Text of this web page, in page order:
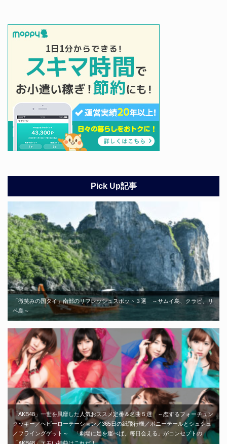
Pick Up記事
「微笑みの国タイ」南部のリフレッシュスポット３選 ～サムイ島、クラビ、リ
ペ島～
「AKB48」一世を風靡した人気おススメ定番＆名曲５選 ～恋するフォーチュン
クッキー／ヘビーローテーション／365日の紙飛行機／ポニーテールとシュシュ
／フライングゲット～ 「劇場に足を運べば、毎日会える」がコンセプトの